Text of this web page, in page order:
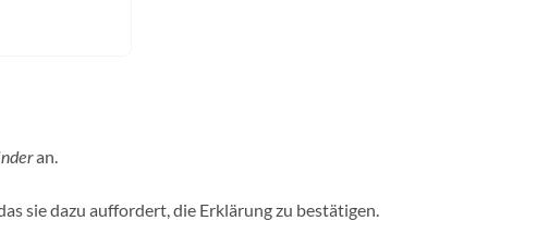
an.
sie dazu auffordert, die Erklärung zu bestätigen.